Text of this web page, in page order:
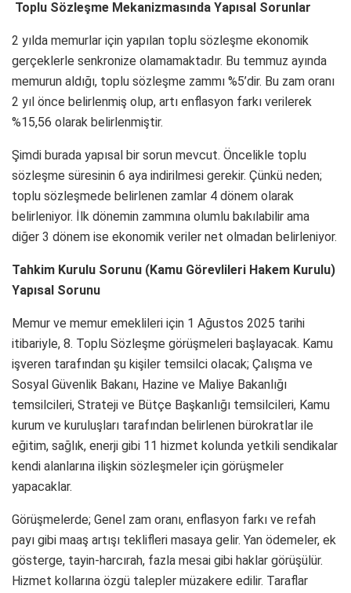
Toplu Sözleşme Mekanizmasında Yapısal Sorunlar
2 yılda memurlar için yapılan toplu sözleşme ekonomik
gerçeklerle senkronize olamamaktadır. Bu temmuz ayında
memurun aldığı, toplu sözleşme zammı %5’dir. Bu zam oranı
2 yıl önce belirlenmiş olup, artı enflasyon farkı verilerek
%15,56 olarak belirlenmiştir.
Şimdi burada yapısal bir sorun mevcut. Öncelikle toplu
sözleşme süresinin 6 aya indirilmesi gerekir. Çünkü neden;
toplu sözleşmede belirlenen zamlar 4 dönem olarak
belirleniyor. İlk dönemin zammına olumlu bakılabilir ama
diğer 3 dönem ise ekonomik veriler net olmadan belirleniyor.
Tahkim Kurulu Sorunu (Kamu Görevlileri Hakem Kurulu)
Yapısal Sorunu
Memur ve memur emeklileri için 1 Ağustos 2025 tarihi
itibariyle, 8. Toplu Sözleşme görüşmeleri başlayacak. Kamu
işveren tarafından şu kişiler temsilci olacak; Çalışma ve
Sosyal Güvenlik Bakanı, Hazine ve Maliye Bakanlığı
temsilcileri, Strateji ve Bütçe Başkanlığı temsilcileri, Kamu
kurum ve kuruluşları tarafından belirlenen bürokratlar ile
eğitim, sağlık, enerji gibi 11 hizmet kolunda yetkili sendikalar
kendi alanlarına ilişkin sözleşmeler için görüşmeler
yapacaklar.
Görüşmelerde; Genel zam oranı, enflasyon farkı ve refah
payı gibi maaş artışı teklifleri masaya gelir. Yan ödemeler, ek
gösterge, tayin-harcırah, fazla mesai gibi haklar görüşülür.
Hizmet kollarına özgü talepler müzakere edilir. Taraflar